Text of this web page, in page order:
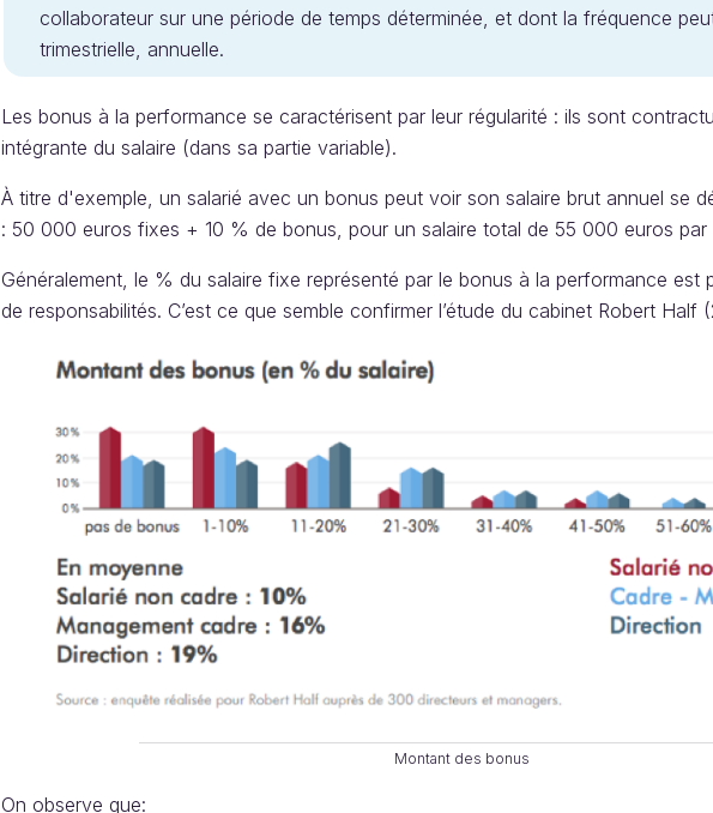
collaborateur sur une période de temps déterminée, et dont la fréquence
trimestrielle, annuelle.
Les bonus à la performance se caractérisent par leur régularité : ils sont
intégrante du salaire (dans sa partie variable).
À titre d'exemple, un salarié avec un bonus peut voir son salaire brut annuel se
: 50 000 euros fixes + 10 % de bonus, pour un salaire total de 55 000 euros par
Généralement, le % du salaire fixe représenté par le bonus à la performance est
de responsabilités. C’est ce que semble confirmer l’étude du cabinet Robert Half
Montant des bonus
On observe que: